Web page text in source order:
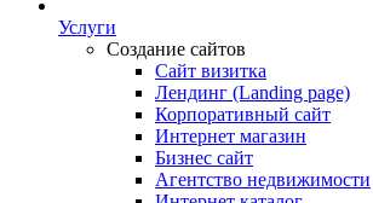
Услуги
Создание сайтов
Сайт визитка
Лендинг (Landing page)
Корпоративный сайт
Интернет магазин
Бизнес сайт
Агентство недвижимости